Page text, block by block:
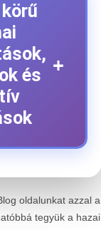
és
+
+
oldalunkat azzal a
tegyük a hazai